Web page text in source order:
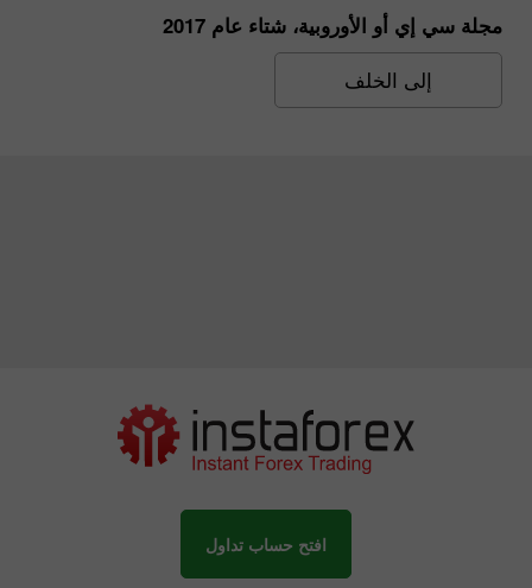
مجلة سي إي أو الأوروبية، شتاء عام 2017
إلى الخلف
افتح حساب تداول